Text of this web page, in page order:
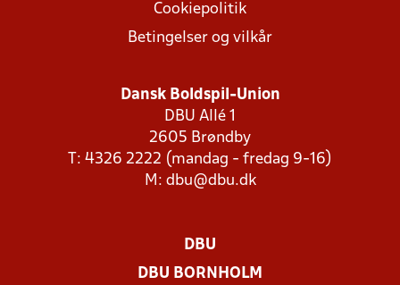
Cookiepolitik
Betingelser og vilkår
Dansk Boldspil-Union
DBU Allé 1
2605 Brøndby
T: 4326 2222 (mandag - fredag 9-16)
M: dbu@dbu.dk
DBU
DBU BORNHOLM